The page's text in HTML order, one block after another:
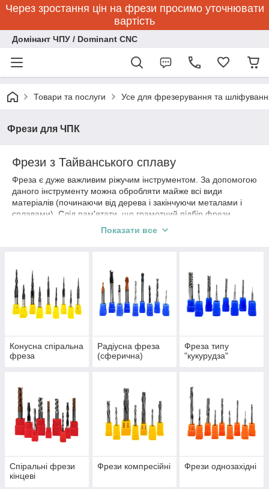
Через зростання цін на фрези просимо уточнювати
вартість
Домінант ЧПУ / Dominant CNC
Товари та послуги Усе для фрезерування та
Фрези для ЧПК
Фрези з Тайванського сплаву
Фреза є дуже важливим ріжучим інструментом. За допомогою
даного інструменту можна обробляти майже всі види
матеріалів (починаючи від дерева і закінчуючи металами і
сплавами). Слід пам'ятати, що грамотний підбір фрези
дозволить забезпечити високу якість фрезерування, знизити
Показати все
Конусна спіральна
фреза
Радіусна фреза
(сферична)
Фреза типу
"кукурудза"
Спіральні фрези
кінцеві
Фрези компресійні Фрези однозахідні